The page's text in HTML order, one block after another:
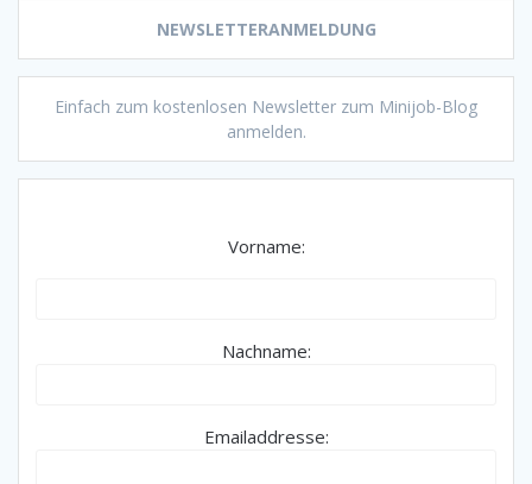
NEWSLETTERANMELDUNG
Einfach zum kostenlosen Newsletter zum Minijob-Blog
anmelden.
Vorname:
Nachname:
Emailaddresse: